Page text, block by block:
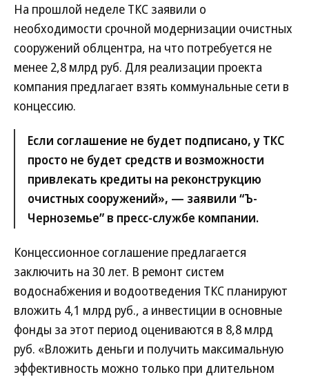
На прошлой неделе ТКС заявили о
необходимости срочной модернизации очистных
сооружений облцентра, на что потребуется не
менее 2,8 млрд руб. Для реализации проекта
компания предлагает взять коммунальные сети в
концессию.
Если соглашение не будет подписано, у ТКС
просто не будет средств и возможности
привлекать кредиты на реконструкцию
очистных сооружений», — заявили “Ъ-
Черноземье” в пресс-службе компании.
Концессионное соглашение предлагается
заключить на 30 лет. В ремонт систем
водоснабжения и водоотведения ТКС планируют
вложить 4,1 млрд руб., а инвестиции в основные
фонды за этот период оцениваются в 8,8 млрд
руб. «Вложить деньги и получить максимальную
эффективность можно только при длительном